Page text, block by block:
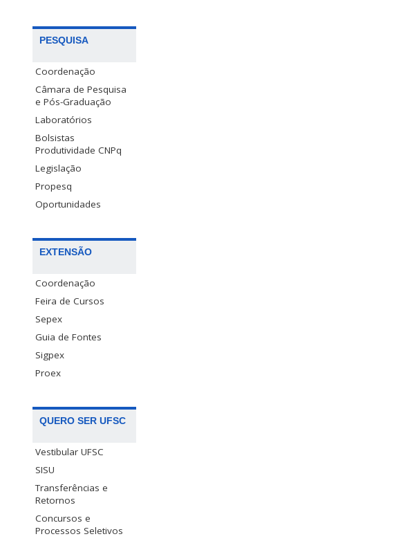
PESQUISA
Coordenação
Câmara de Pesquisa
e Pós-Graduação
Laboratórios
Bolsistas
Produtividade CNPq
Legislação
Propesq
Oportunidades
EXTENSÃO
Coordenação
Feira de Cursos
Sepex
Guia de Fontes
Sigpex
Proex
QUERO SER UFSC
Vestibular UFSC
SISU
Transferências e
Retornos
Concursos e
Processos Seletivos